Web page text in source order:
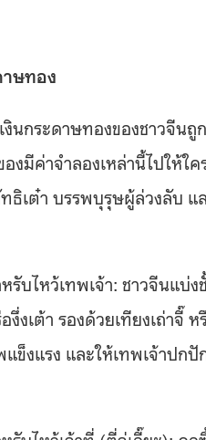
ษทอง
นกระดาษทองของชาวจีน
องมีค่าจำลองเหล่านี้ไปให้
ธิเต๋า บรรพบุรุษผู้ล่วงลับ
รับไหว้เทพเจ้า: ชาวจีนแ
งึ่งเต้า รองด้วยเทียงเถ่าจี๊
ข็งแรง และให้เทพเจ้าปก